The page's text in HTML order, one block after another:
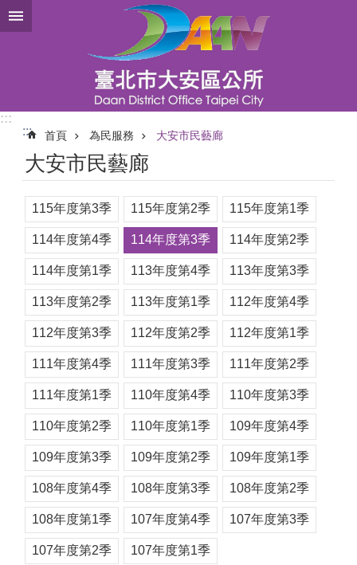
跳到主要內容區塊
:::
::: 首頁 為民服務 大安市民藝廊
大安市民藝廊
115年度第3季 115年度第2季 115年度第1季
114年度第4季 114年度第3季 114年度第2季
114年度第1季 113年度第4季 113年度第3季
113年度第2季 113年度第1季 112年度第4季
112年度第3季 112年度第2季 112年度第1季
111年度第4季 111年度第3季 111年度第2季
111年度第1季 110年度第4季 110年度第3季
110年度第2季 110年度第1季 109年度第4季
109年度第3季 109年度第2季 109年度第1季
108年度第4季 108年度第3季 108年度第2季
108年度第1季 107年度第4季 107年度第3季
107年度第2季 107年度第1季